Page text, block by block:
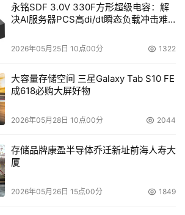
极大的灵活性以改变存储的用途，因为
化的。
什么？
把块和文件协议合并到一起。统一存储
括自动分层，固态硬盘（SSD）作为高
联的可读写快照的支持来给虚拟桌面架
利。
永铭SDF 3.0V 330F方形超级电容：解
决AI服务器PCS高di/dt瞬态负载冲击难
2026年05月25日 10点00分 1322
大容量存储空间 三星Galaxy Tab S10 FE
成618必购大屏好物
2026年05月28日 10点00分 2044
存储品牌康盈半导体乔迁新址前海人寿大
厦
2026年05月26日 15点00分 1849